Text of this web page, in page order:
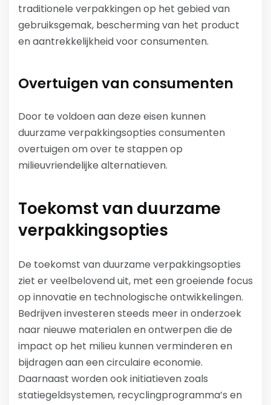
traditionele verpakkingen op het gebied van
gebruiksgemak, bescherming van het product
en aantrekkelijkheid voor consumenten.
Overtuigen van consumenten
Door te voldoen aan deze eisen kunnen
duurzame verpakkingsopties consumenten
overtuigen om over te stappen op
milieuvriendelijke alternatieven.
Toekomst van duurzame
verpakkingsopties
De toekomst van duurzame verpakkingsopties
ziet er veelbelovend uit, met een groeiende focus
op innovatie en technologische ontwikkelingen.
Bedrijven investeren steeds meer in onderzoek
naar nieuwe materialen en ontwerpen die de
impact op het milieu kunnen verminderen en
bijdragen aan een circulaire economie.
Daarnaast worden ook initiatieven zoals
statiegeldsystemen, recyclingprogramma’s en